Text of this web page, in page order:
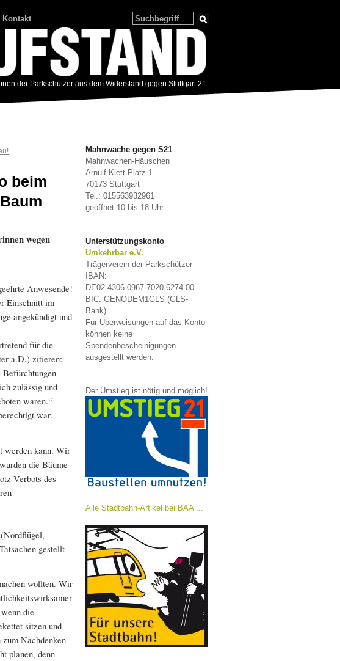
Kontakt
der Parkschützer aus dem Widerstand gegen Stuttgart 21
beim
wegen
Anwesende!
Einschnitt im
angekündigt und
für die
a.D.) zitieren:
Befürchtungen
zulässig und
waren.“
war.
werden kann. Wir
die Bäume
Verbots des
gestellt
wollten. Wir
die
sitzen und
Nachdenken
planen, denn
Mahnwache gegen S21
Mahnwachen-Häuschen
Arnulf-Klett-Platz 1
70173 Stuttgart
Tel.: 015563932961
geöffnet 10 bis 18 Uhr
Unterstützungskonto
Umkehrbar e.V.
Trägerverein der Parkschützer
IBAN:
DE02 4306 0967 7020 6274 00
BIC: GENODEM1GLS (GLS-
Bank)
Für Überweisungen auf das Konto
können keine
Spendenbescheinigungen
ausgestellt werden.
Der Umstieg ist nötig und möglich!
Alle Stadtbahn-Artikel bei BAA ...